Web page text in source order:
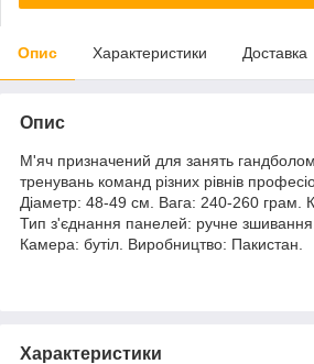
Опис Характеристики Доставка
Опис
М'яч призначений для занять
тренувань команд різних рівнів
Діаметр: 48-49 см. Вага: 240-260 грам.
Тип з'єднання панелей: ручне
Камера: бутіл. Виробництво: Пакистан.
Характеристики